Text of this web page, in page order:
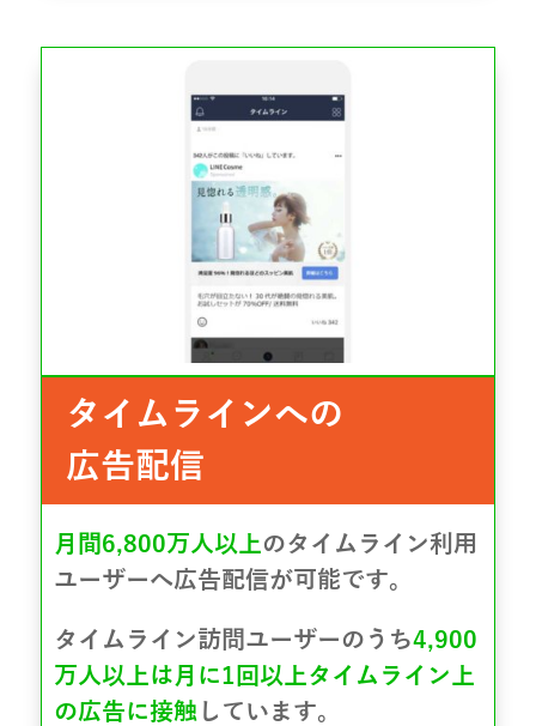
タイムラインへの
広告配信
月間6,800万人以上のタイムライン利用
ユーザーへ広告配信が可能です。
タイムライン訪問ユーザーのうち4,900
万人以上は月に1回以上タイムライン上
の広告に接触 しています。